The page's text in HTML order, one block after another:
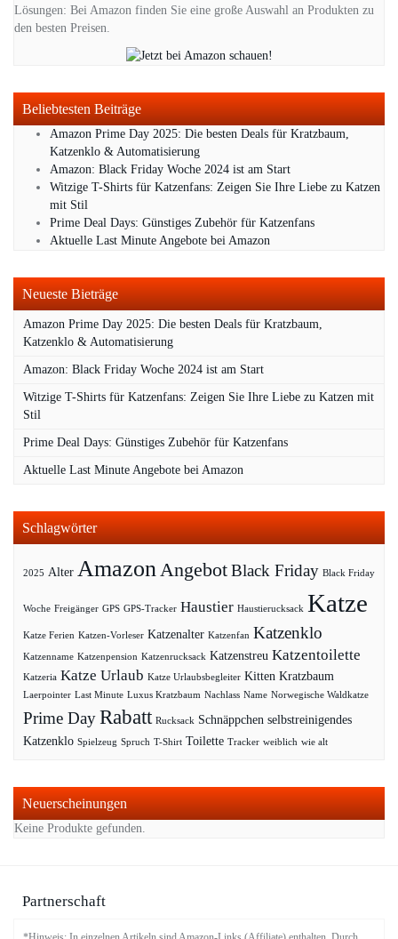
Lösungen: Bei Amazon finden Sie eine große Auswahl an Produkten zu
den besten Preisen.
Beliebtesten Beiträge
Amazon Prime Day 2025: Die besten Deals für Kratzbaum,
Katzenklo & Automatisierung
Amazon: Black Friday Woche 2024 ist am Start
Witzige T-Shirts für Katzenfans: Zeigen Sie Ihre Liebe zu Katzen
mit Stil
Prime Deal Days: Günstiges Zubehör für Katzenfans
Aktuelle Last Minute Angebote bei Amazon
Neueste Bieträge
Amazon Prime Day 2025: Die besten Deals für Kratzbaum,
Katzenklo & Automatisierung
Amazon: Black Friday Woche 2024 ist am Start
Witzige T-Shirts für Katzenfans: Zeigen Sie Ihre Liebe zu Katzen mit
Stil
Prime Deal Days: Günstiges Zubehör für Katzenfans
Aktuelle Last Minute Angebote bei Amazon
Schlagwörter
2025 Alter Amazon AngebotBlack Friday Black Friday
Woche Freigänger GPS GPS-Tracker Haustier Haustierucksack Katze
Katze Ferien Katzen-Vorleser Katzenalter Katzenfan Katzenklo
Katzenname Katzenpension Katzenrucksack Katzenstreu Katzentoilette
Katzeria Katze Urlaub Katze Urlaubsbegleiter Kitten Kratzbaum
Laerpointer Last Minute Luxus Kratzbaum Nachlass Name Norwegische Waldkatze
Prime DayRabatt Rucksack Schnäppchen selbstreinigendes
Katzenklo Spielzeug Spruch T-Shirt Toilette Tracker weiblich wie alt
Neuerscheinungen
Keine Produkte gefunden.
Partnerschaft